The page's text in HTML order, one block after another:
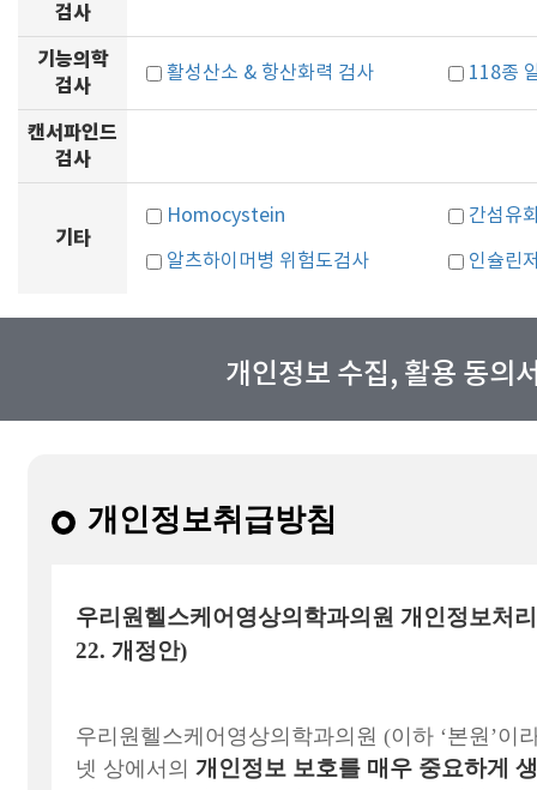
검사
기능의학
검사
활성산소 & 항산화력 검사 118종
캔서파인드
검사
기타
Homocystein 간섬유
알츠하이머병 위험도검사 인슐린
개인정보 수집, 활용 동의